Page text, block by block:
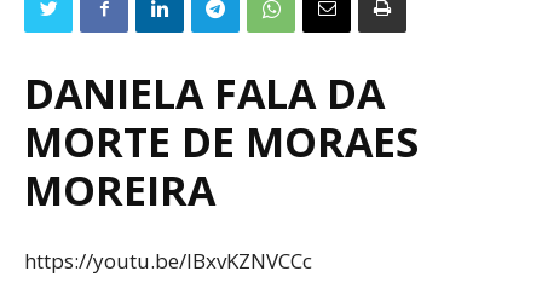
DANIELA FALA DA
MORTE DE MORAES
MOREIRA
https://youtu.be/lBxvKZNVCCc